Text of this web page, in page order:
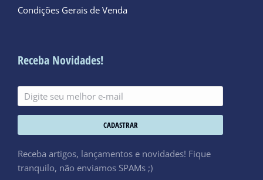
Condições Gerais de Venda
Receba Novidades!
CADASTRAR
Receba artigos, lançamentos e novidades! Fique
tranquilo, não enviamos SPAMs ;)